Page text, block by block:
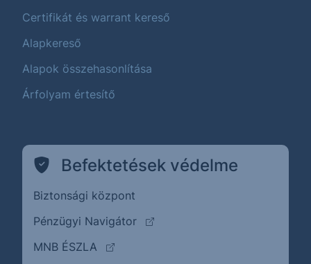
Certifikát és warrant kereső
Alapkereső
Alapok összehasonlítása
Árfolyam értesítő
Befektetések védelme
Biztonsági központ
Pénzügyi Navigátor
(külső oldalra ugrik)
MNB ÉSZLA
(külső oldalra ugrik)